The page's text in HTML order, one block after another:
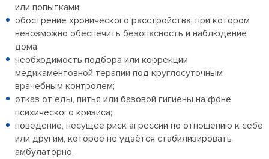
или попытками;
обострение хронического расстройства, при котором
невозможно обеспечить безопасность и наблюдение
дома;
необходимость подбора или коррекции
медикаментозной терапии под круглосуточным
врачебным контролем;
отказ от еды, питья или базовой гигиены на фоне
психического кризиса;
поведение, несущее риск агрессии по отношению к себе
или другим, которое не удаётся стабилизировать
амбулаторно.